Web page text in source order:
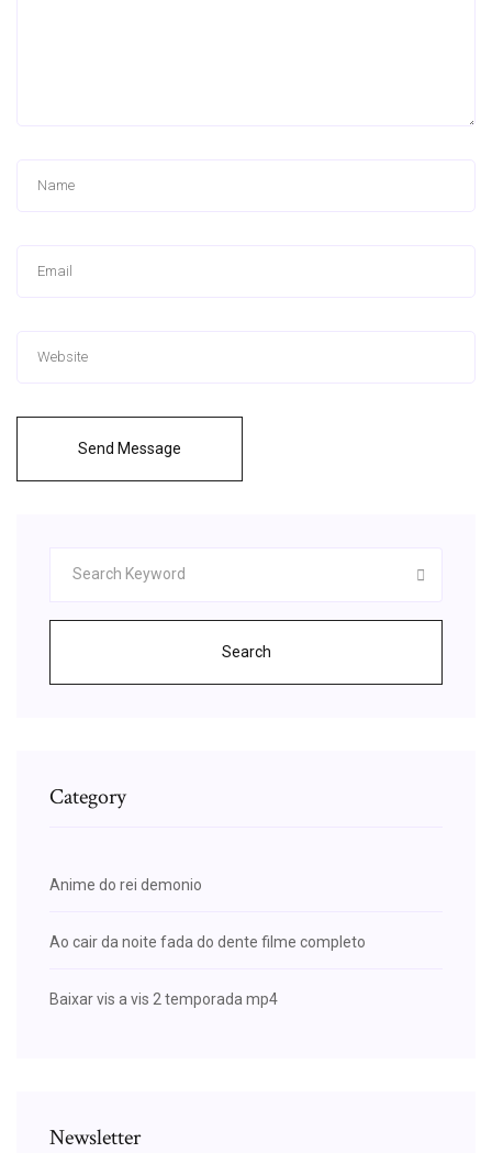
Send Message
Search
Category
Anime do rei demonio
Ao cair da noite fada do dente filme completo
Baixar vis a vis 2 temporada mp4
Newsletter